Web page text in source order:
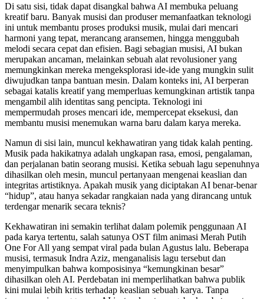
Di satu sisi, tidak dapat disangkal bahwa AI membuka peluang
kreatif baru. Banyak musisi dan produser memanfaatkan teknologi
ini untuk membantu proses produksi musik, mulai dari mencari
harmoni yang tepat, merancang aransemen, hingga menggubah
melodi secara cepat dan efisien. Bagi sebagian musisi, AI bukan
merupakan ancaman, melainkan sebuah alat revolusioner yang
memungkinkan mereka mengeksplorasi ide-ide yang mungkin sulit
diwujudkan tanpa bantuan mesin. Dalam konteks ini, AI berperan
sebagai katalis kreatif yang memperluas kemungkinan artistik tanpa
mengambil alih identitas sang pencipta. Teknologi ini
mempermudah proses mencari ide, mempercepat eksekusi, dan
membantu musisi menemukan warna baru dalam karya mereka.
Namun di sisi lain, muncul kekhawatiran yang tidak kalah penting.
Musik pada hakikatnya adalah ungkapan rasa, emosi, pengalaman,
dan perjalanan batin seorang musisi. Ketika sebuah lagu sepenuhnya
dihasilkan oleh mesin, muncul pertanyaan mengenai keaslian dan
integritas artistiknya. Apakah musik yang diciptakan AI benar-benar
“hidup”, atau hanya sekadar rangkaian nada yang dirancang untuk
terdengar menarik secara teknis?
Kekhawatiran ini semakin terlihat dalam polemik penggunaan AI
pada karya tertentu, salah satunya OST film animasi Merah Putih
One For All yang sempat viral pada bulan Agustus lalu. Beberapa
musisi, termasuk Indra Aziz, menganalisis lagu tersebut dan
menyimpulkan bahwa komposisinya “kemungkinan besar”
dihasilkan oleh AI. Perdebatan ini memperlihatkan bahwa publik
kini mulai lebih kritis terhadap keaslian sebuah karya. Tanpa